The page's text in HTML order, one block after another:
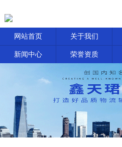
网站首页 关于我们
新闻中心 荣誉资质